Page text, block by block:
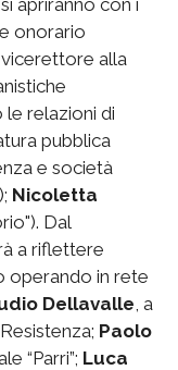
onorario
, vicerettore alla
le relazioni di
pubblica
e società
Nicoletta
Dal
a riflettere
operando in rete
Dellavalle , a
Paolo
“Parri”; Luca